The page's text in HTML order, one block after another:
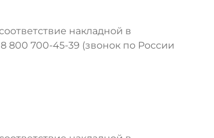
накладной в
800 700-45-39 (звонок по России